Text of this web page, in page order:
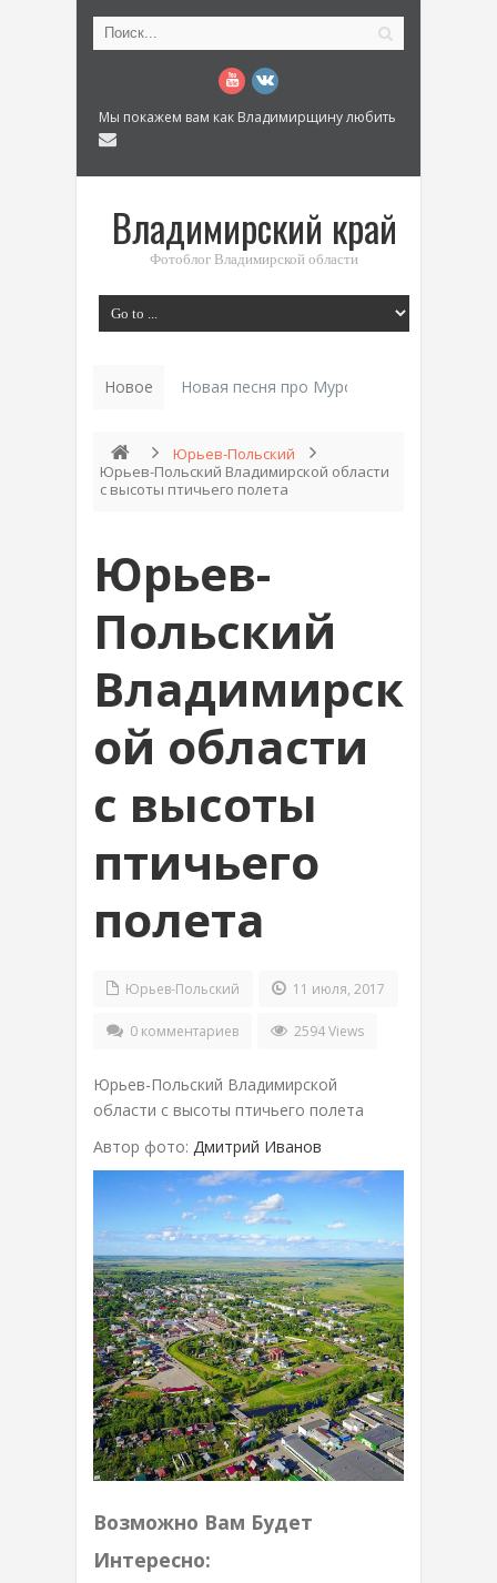
Мы покажем вам как Владимирщину любить
Владимирский край
Фотоблог Владимирской области
Новое Новая песня про Муром: «Былинный
Юрьев-Польский
Юрьев-Польский Владимирской области
с высоты птичьего полета
Юрьев-
Польский
Владимирск
ой области
с высоты
птичьего
полета
Юрьев-Польский 11 июля, 2017
0 комментариев 2594 Views
Юрьев-Польский Владимирской
области с высоты птичьего полета
Автор фото: Дмитрий Иванов
Возможно Вам Будет
Интересно: